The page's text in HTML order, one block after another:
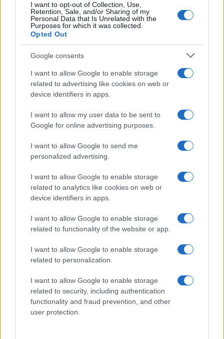
I want to opt-out of Collection, Use,
Retention, Sale, and/or Sharing of my
Personal Data that Is Unrelated with the
Purposes for which it was collected.
Opted Out
Google consents
I want to allow Google to enable storage
related to advertising like cookies on web or
device identifiers in apps.
I want to allow my user data to be sent to
Google for online advertising purposes.
I want to allow Google to send me
personalized advertising.
I want to allow Google to enable storage
related to analytics like cookies on web or
device identifiers in apps.
I want to allow Google to enable storage
related to functionality of the website or app.
I want to allow Google to enable storage
related to personalization.
I want to allow Google to enable storage
related to security, including authentication
functionality and fraud prevention, and other
user protection.